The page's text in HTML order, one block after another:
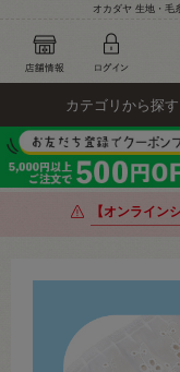
オカダヤ 生地・毛
カテゴリから探す
【オンライン